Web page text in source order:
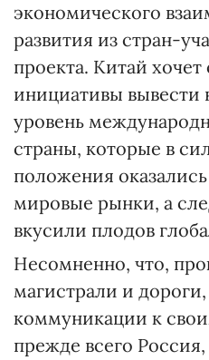
экономического
развития из стран-
проекта. Китай
инициативы вывести
уровень
страны, которые в
положения
мировые рынки, а
вкусили плодов
Несомненно, что,
магистрали и
коммуникации к
прежде всего